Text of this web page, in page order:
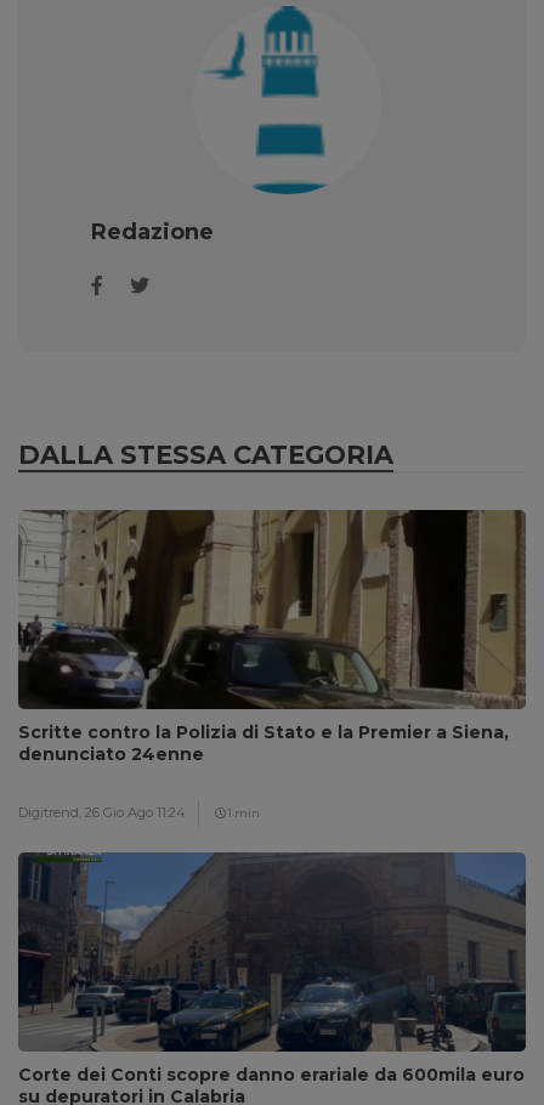
Redazione
DALLA STESSA CATEGORIA
Scritte contro la Polizia di Stato e la Premier a Siena,
denunciato 24enne
Digitrend, 26 Gio Ago 11:24 1 min
Corte dei Conti scopre danno erariale da 600mila euro
su depuratori in Calabria